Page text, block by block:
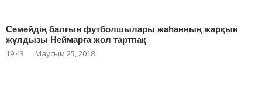
Семейдің балғын футболшылары жаһанның жарқын
жұлдызы Неймарға жол тартпақ
19:43 Маусым 25, 2018